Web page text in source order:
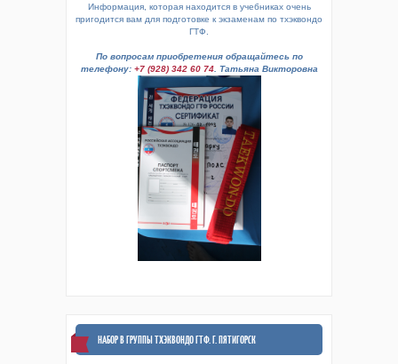
Информация, которая находится в учебниках очень
пригодится вам для подготовке к экзаменам по тхэквондо
ГТФ.
По вопросам приобретения обращайтесь по
телефону: +7 (928) 342 60 74. Татьяна Викторовна
НАБОР В ГРУППЫ ТХЭКВОНДО ГТФ. Г. ПЯТИГОРСК